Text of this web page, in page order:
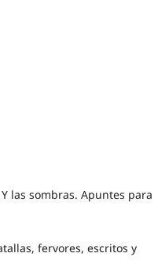
las sombras. Apuntes para
fervores, escritos y